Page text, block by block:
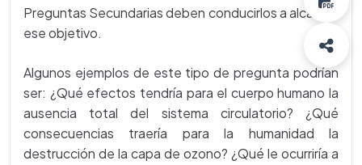
Preguntas Secundarias deben conducirlos a alcanzar
ese objetivo.
Algunos ejemplos de este tipo de pregunta podrían
ser: ¿Qué efectos tendría para el cuerpo humano la
ausencia total del sistema circulatorio? ¿Qué
consecuencias traería para la humanidad la
destrucción de la capa de ozono? ¿Qué le ocurriría a